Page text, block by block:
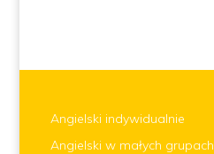
Angielski indywidualnie
Angielski w małych grupach